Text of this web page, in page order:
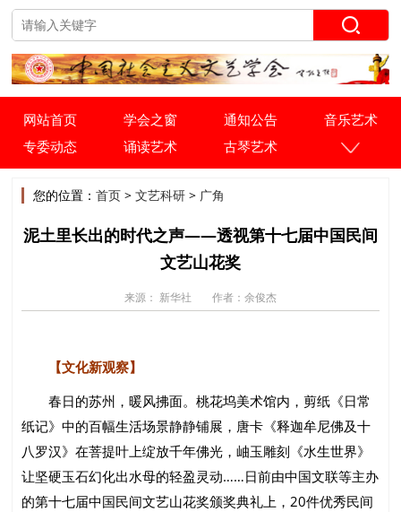
网站首页 学会之窗 通知公告
音乐艺术
专委动态
诵读艺术 古琴艺术
您的位置：首页 >文艺科研 > 广角
泥土里长出的时代之声——透视第十七届中国民间
文艺山花奖
来源： 新华社 作者：余俊杰
【文化新观察】
春日的苏州，暖风拂面。桃花坞美术馆内，剪纸《日常
纸记》中的百幅生活场景静静铺展，唐卡《释迦牟尼佛及十
八罗汉》在菩提叶上绽放千年佛光，岫玉雕刻《水生世界》
让坚硬玉石幻化出水母的轻盈灵动……日前由中国文联等主办
的第十七届中国民间文艺山花奖颁奖典礼上，20件优秀民间